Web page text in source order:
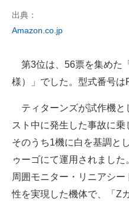
出典：
Amazon.co.jp
第3位は、56票を集めた
様）」でした。型式番号は
ティターンズが試作機と
スト中に発生した事故に乗
そのうち1機に白を基調と
ゥーゴにて運用されまし
周囲モニター・リニアシ
性を実現した機体で、「Z